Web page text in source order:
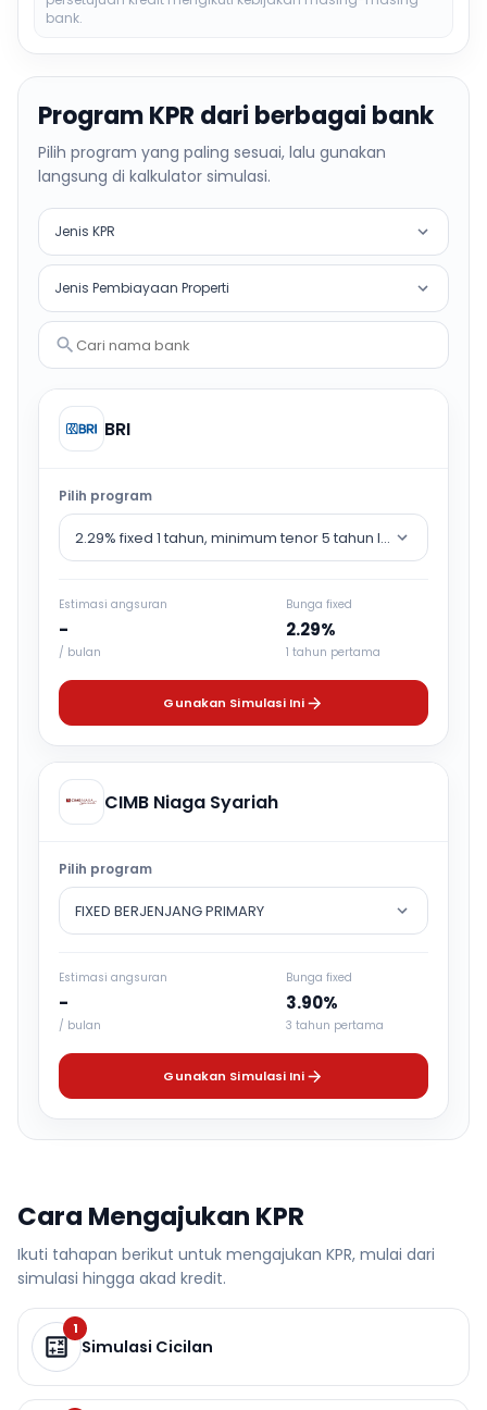
bank.
Program KPR dari berbagai bank
Pilih program yang paling sesuai, lalu gunakan
langsung di kalkulator simulasi.
Jenis KPR
Jenis Pembiayaan Properti
Cari nama bank
BRI
Pilih program
2.29% fixed 1 tahun, minimum tenor 5 tahun lalu counter
Estimasi angsuran
-
/ bulan
Bunga fixed
2.29%
1 tahun pertama
Gunakan Simulasi Ini
CIMB Niaga Syariah
Pilih program
FIXED BERJENJANG PRIMARY
Estimasi angsuran
-
/ bulan
Bunga fixed
3.90%
3 tahun pertama
Gunakan Simulasi Ini
Cara Mengajukan KPR
Ikuti tahapan berikut untuk mengajukan KPR, mulai dari
simulasi hingga akad kredit.
1
Simulasi Cicilan